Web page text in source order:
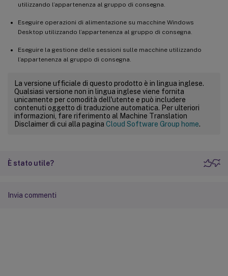
utilizzando l’appartenenza al gruppo di consegna.
Eseguire operazioni di alimentazione su macchine Windows
Desktop utilizzando l’appartenenza al gruppo di consegna.
Eseguire la gestione delle sessioni sulle macchine utilizzando
l’appartenenza al gruppo di consegna.
La versione ufficiale di questo prodotto è in lingua inglese.
Qualsiasi versione non in lingua inglese viene fornita
unicamente per comodità dell'utente e può includere
contenuti oggetto di traduzione automatica. Per ulteriori
informazioni, fare riferimento al Machine Translation
Disclaimer di cui alla pagina Cloud Software Group home.
È stato utile?
Invia commenti